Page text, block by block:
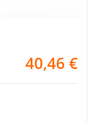
40,46 €